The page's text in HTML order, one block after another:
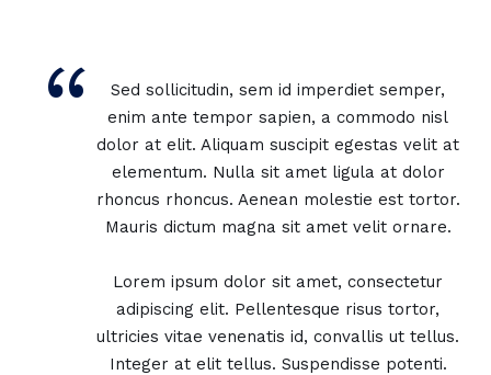
“
Sed sollicitudin, sem id imperdiet semper,
enim ante tempor sapien, a commodo nisl
dolor at elit. Aliquam suscipit egestas velit at
elementum. Nulla sit amet ligula at dolor
rhoncus rhoncus. Aenean molestie est tortor.
Mauris dictum magna sit amet velit ornare.
Lorem ipsum dolor sit amet, consectetur
adipiscing elit. Pellentesque risus tortor,
ultricies vitae venenatis id, convallis ut tellus.
Integer at elit tellus. Suspendisse potenti.